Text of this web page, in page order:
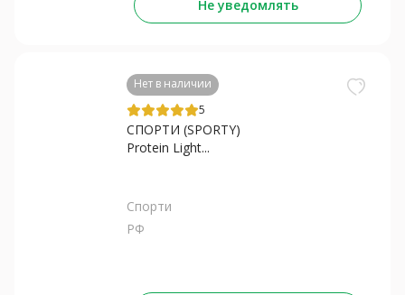
Не уведомлять
Нет в наличии
5
СПОРТИ (SPORTY)
Protein Light...
Спорти
РФ